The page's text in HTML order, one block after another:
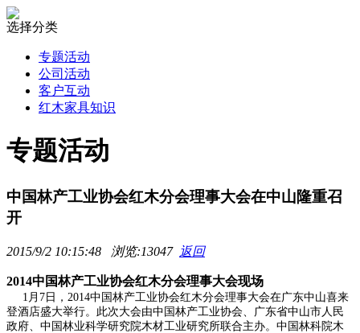
选择分类
专题活动
公司活动
客户互动
红木家具知识
专题活动
中国林产工业协会红木分会理事大会在中山隆重召
开
2015/9/2 10:15:48 浏览:13047 返回
2014中国林产工业协会红木分会理事大会现场
1月7日，2014中国林产工业协会红木分会理事大会在广东中山喜来
登酒店盛大举行。此次大会由中国林产工业协会、广东省中山市人民
政府、中国林业科学研究院木材工业研究所联合主办。中国林科院木